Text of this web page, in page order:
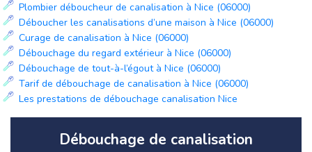
Plombier déboucheur de canalisation à Nice (06000)
Déboucher les canalisations d’une maison à Nice (06000)
Curage de canalisation à Nice (06000)
Débouchage du regard extérieur à Nice (06000)
Débouchage de tout-à-l’égout à Nice (06000)
Tarif de débouchage de canalisation à Nice (06000)
Les prestations de débouchage canalisation Nice
Débouchage de canalisation